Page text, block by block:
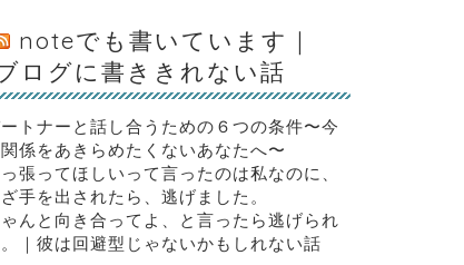
noteでも書いています｜
ログに書ききれない話
トナーと話し合うための６つの条件〜今
係をあきらめたくないあなたへ〜
張ってほしいって言ったのは私なのに、
手を出されたら、逃げました。
んと向き合ってよ、と言ったら逃げられ
｜彼は回避型じゃないかもしれない話